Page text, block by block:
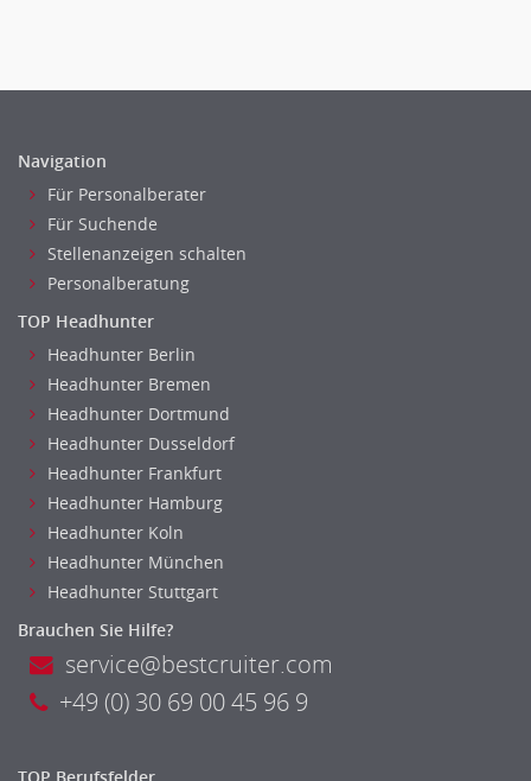
Navigation
Für Personalberater
Für Suchende
Stellenanzeigen schalten
Personalberatung
TOP Headhunter
Headhunter Berlin
Headhunter Bremen
Headhunter Dortmund
Headhunter Dusseldorf
Headhunter Frankfurt
Headhunter Hamburg
Headhunter Koln
Headhunter München
Headhunter Stuttgart
Brauchen Sie Hilfe?
service@bestcruiter.com
+49 (0) 30 69 00 45 96 9